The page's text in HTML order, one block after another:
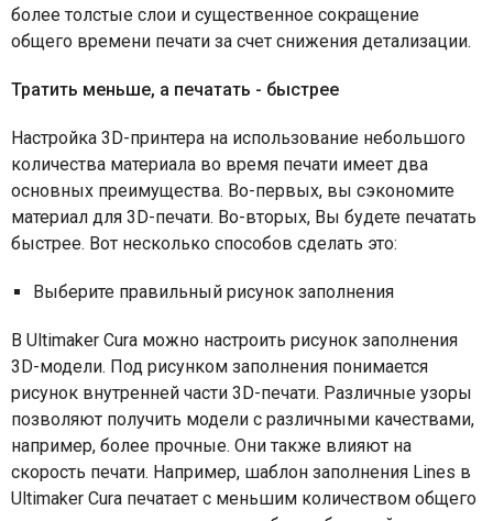
более толстые слои и существенное сокращение
общего времени печати за счет снижения детализации.
Тратить меньше, а печатать - быстрее
Настройка 3D-принтера на использование небольшого
количества материала во время печати имеет два
основных преимущества. Во-первых, вы сэкономите
материал для 3D-печати. Во-вторых, Вы будете печатать
быстрее. Вот несколько способов сделать это:
Выберите правильный рисунок заполнения
В Ultimaker Cura можно настроить рисунок заполнения
3D-модели. Под рисунком заполнения понимается
рисунок внутренней части 3D-печати. Различные узоры
позволяют получить модели с различными качествами,
например, более прочные. Они также влияют на
скорость печати. Например, шаблон заполнения Lines в
Ultimaker Cura печатает с меньшим количеством общего